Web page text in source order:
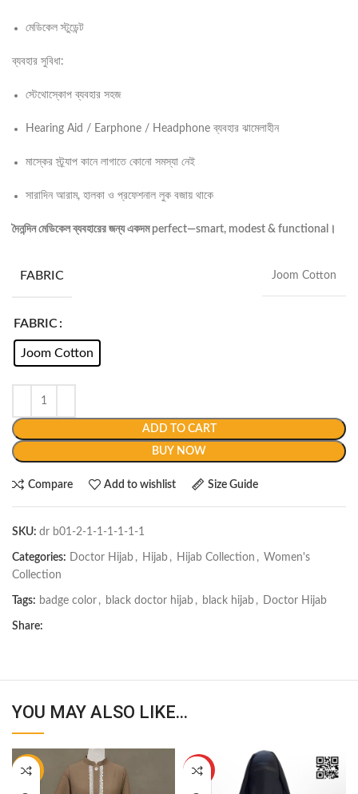
মেডিকেল স্টুডেন্ট
ব্যবহার সুবিধা:
স্টেথোস্কোপ ব্যবহার সহজ
Hearing Aid / Earphone / Headphone ব্যবহার ঝামেলাহীন
মাস্কের স্ট্র্যাপ কানে লাগাতে কোনো সমস্যা নেই
সারাদিন আরাম, হালকা ও প্রফেশনাল লুক বজায় থাকে
দৈনন্দিন মেডিকেল ব্যবহারের জন্য একদম perfect—smart, modest & functional।
FABRIC Joom Cotton
FABRIC
Joom Cotton
ADD TO CART
BUY NOW
Compare Add to wishlist Size Guide
SKU: dr b01-2-1-1-1-1-1-1
Categories: Doctor Hijab , Hijab , Hijab Collection , Women's
Collection
Tags: badge color , black doctor hijab , black hijab , Doctor Hijab
Share:
YOU MAY ALSO LIKE…
-23% HOT